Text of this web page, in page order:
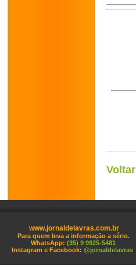
Voltar
www.jornaldelavras.com.br
Para quem leva a informação a sério.
WhatsApp: (35) 9 9925-5481
Instagram e Facebook: @jornaldelavras